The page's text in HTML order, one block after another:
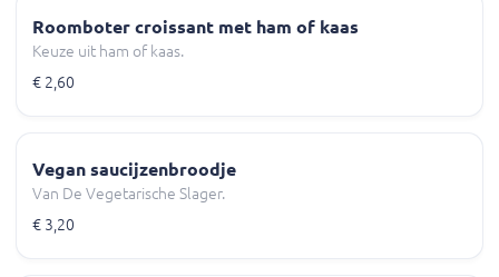
Roomboter croissant met ham of kaas
Keuze uit ham of kaas.
€ 2,60
Vegan saucijzenbroodje
Van De Vegetarische Slager.
€ 3,20